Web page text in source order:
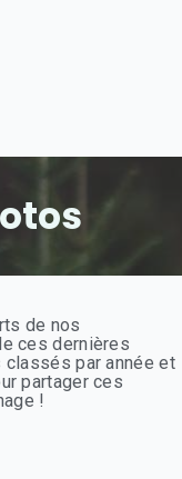
de nos
ces dernières
classés par année et
partager ces
!